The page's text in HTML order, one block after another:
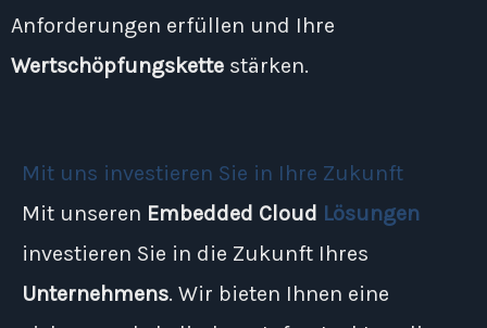
Anforderungen erfüllen und Ihre
Wertschöpfungskette stärken.
Mit uns investieren Sie in Ihre Zukunft
Mit unseren Embedded Cloud Lösungen
investieren Sie in die Zukunft Ihres
Unternehmens. Wir bieten Ihnen eine